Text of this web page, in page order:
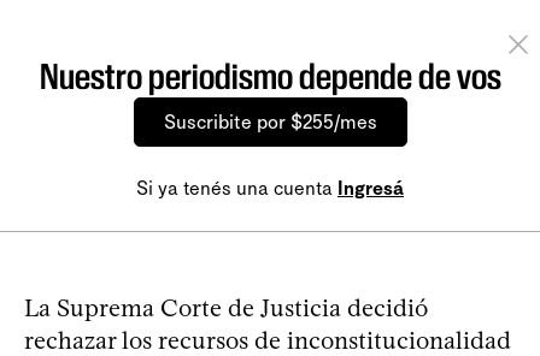
Nuestro periodismo depende de vos
Suscribite por $255/mes
Si ya tenés una cuenta Ingresá
La Suprema Corte de Justicia decidió
rechazar los recursos de inconstitucionalidad